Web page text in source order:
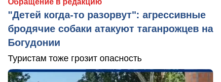
Обращение в редакцию
"Детей когда-то разорвут": агрессивные
бродячие собаки атакуют таганрожцев на
Богудонии
Туристам тоже грозит опасность